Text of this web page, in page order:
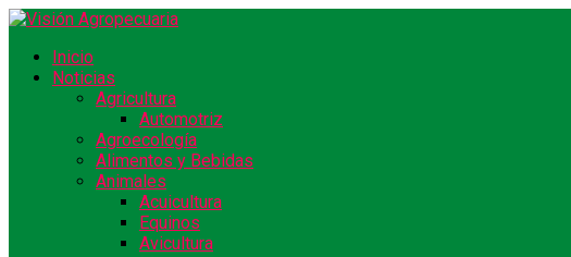
Inicio
Noticias
Agricultura
Automotriz
Agroecología
Alimentos y Bebidas
Animales
Acuicultura
Equinos
Avicultura